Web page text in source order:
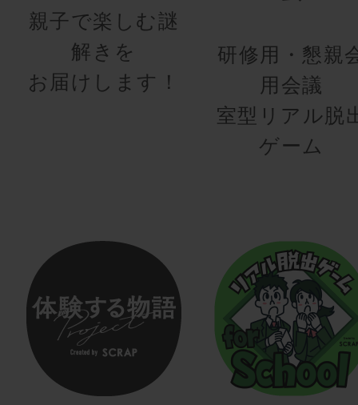
親子で楽しむ謎
解きを
お届けします！
研修用・懇親
用会議
室型リアル脱
ゲーム